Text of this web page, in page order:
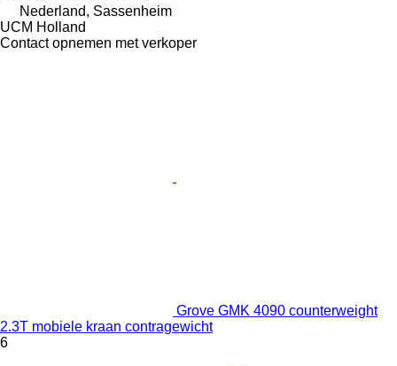
Nederland, Sassenheim
UCM Holland
Contact opnemen met verkoper
Grove GMK 4090 counterweight
2.3T mobiele kraan contragewicht
6